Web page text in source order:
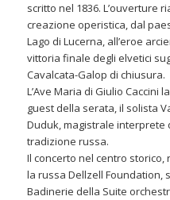
scritto nel 1836. L’ouverture
creazione operistica, dal
Lago di Lucerna, all’eroe
vittoria finale degli elvetici
Cavalcata-Galop di chiusura.
L’Ave Maria di Giulio Caccini
guest della serata, il solista
Duduk, magistrale interprete
tradizione russa.
Il concerto nel centro
la russa Dellzell Foundation,
Badinerie della Suite